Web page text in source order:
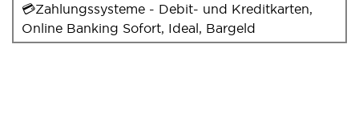
💳Zahlungssysteme - Debit- und Kreditkarten,
Online Banking Sofort, Ideal, Bargeld